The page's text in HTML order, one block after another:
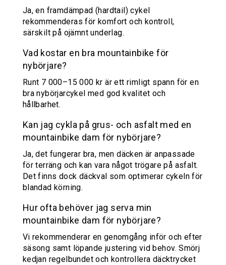
Ja, en framdämpad (hardtail) cykel
rekommenderas för komfort och kontroll,
särskilt på ojämnt underlag.
Vad kostar en bra mountainbike för
nybörjare?
Runt 7 000–15 000 kr är ett rimligt spann för en
bra nybörjarcykel med god kvalitet och
hållbarhet.
Kan jag cykla på grus- och asfalt med en
mountainbike dam för nybörjare?
Ja, det fungerar bra, men däcken är anpassade
för terräng och kan vara något trögare på asfalt.
Det finns dock däckval som optimerar cykeln för
blandad körning.
Hur ofta behöver jag serva min
mountainbike dam för nybörjare?
Vi rekommenderar en genomgång inför och efter
säsong samt löpande justering vid behov. Smörj
kedjan regelbundet och kontrollera däcktrycket